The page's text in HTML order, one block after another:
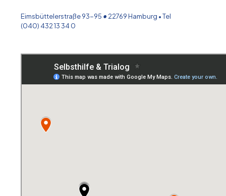
Eimsbüttelerstraße 93-95 • 22769 Hamburg • Tel
(040) 432 13 34 0